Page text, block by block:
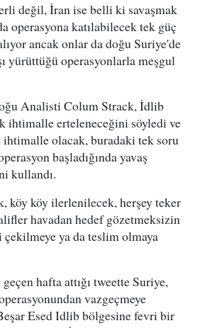
değil, İran ise belli ki savaşmak
operasyona katılabilecek tek güç
ancak onlar da doğu Suriye'de
yürüttüğü operasyonlarla meşgul
Analisti Colum Strack, İdlib
ihtimalle erteleneceğini söyledi ve
ihtimalle olacak, buradaki tek soru
başladığında yavaş
kullandı.
köy köy ilerlenilecek, herşey teker
havadan hedef gözetmeksizin
ya da teslim olmaya
hafta attığı tweette Suriye,
vazgeçmeye
Esed Idlib bölgesine fevri bir